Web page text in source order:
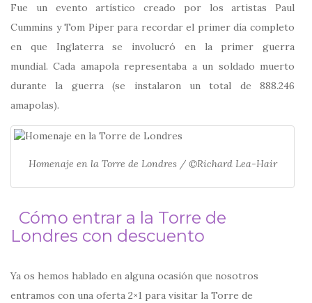
Fue un evento artístico creado por los artistas Paul
Cummins y Tom Piper para recordar el primer día completo
en que Inglaterra se involucró en la primer guerra
mundial. Cada amapola representaba a un soldado muerto
durante la guerra (se instalaron un total de 888.246
amapolas).
Homenaje en la Torre de Londres / ©Richard Lea-Hair
Cómo entrar a la Torre de
Londres con descuento
Ya os hemos hablado en alguna ocasión que nosotros
entramos con una oferta 2×1 para visitar la Torre de